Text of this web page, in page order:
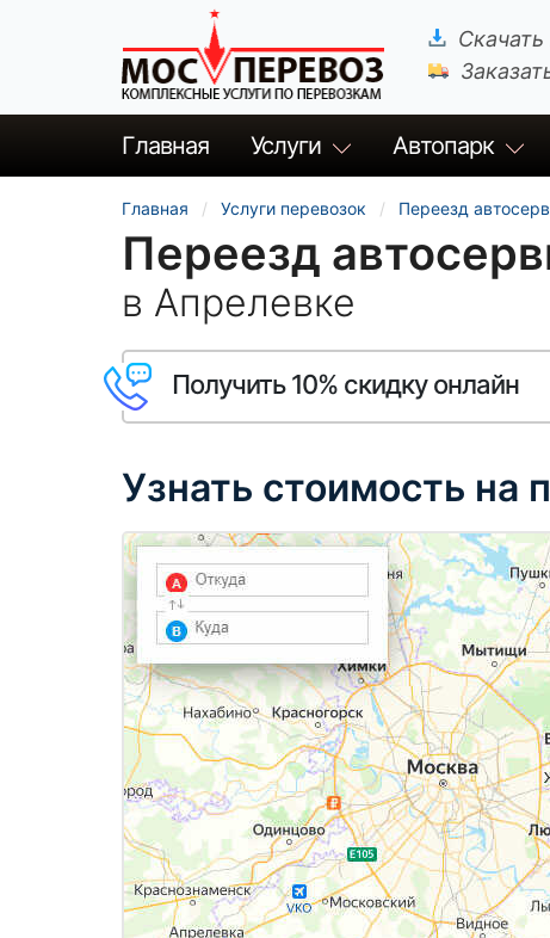
Главная Услуги Автопарк
Главная Услуги перевозок Переезд
Переезд
в Апрелевке
Получить 10% скидку онлайн
Узнать стоимость на